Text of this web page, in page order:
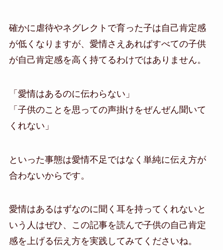
確かに虐待やネグレクトで育った子は自己肯定感
が低くなりますが、愛情さえあればすべての子供
が自己肯定感を高く持てるわけではありません。
「愛情はあるのに伝わらない」
「子供のことを思っての声掛けをぜんぜん聞いて
くれない」
といった事態は愛情不足ではなく単純に伝え方が
合わないからです。
愛情はあるはずなのに聞く耳を持ってくれないと
いう人はぜひ、この記事を読んで子供の自己肯定
感を上げる伝え方を実践してみてくださいね。